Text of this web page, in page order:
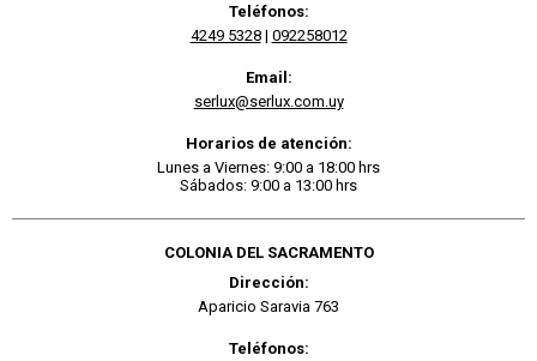
Teléfonos:
4249 5328| 092258012
Email:
serlux@serlux.com.uy
Horarios de atención:
Lunes a Viernes: 9:00 a 18:00 hrs
Sábados: 9:00 a 13:00 hrs
COLONIA DEL SACRAMENTO
Dirección:
Aparicio Saravia 763
Teléfonos: